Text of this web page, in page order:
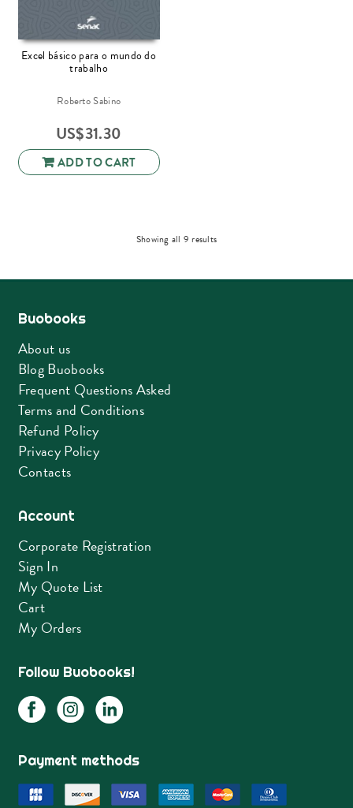
Excel básico para o mundo do
trabalho
Roberto Sabino
US$31.30
ADD TO CART
Showing all 9 resultsSorted
Buobooks
About us
Blog Buobooks
Frequent Questions Asked
Terms and Conditions
Refund Policy
Privacy Policy
Contacts
Account
Corporate Registration
Sign In
My Quote List
Cart
My Orders
Follow Buobooks!
Payment methods